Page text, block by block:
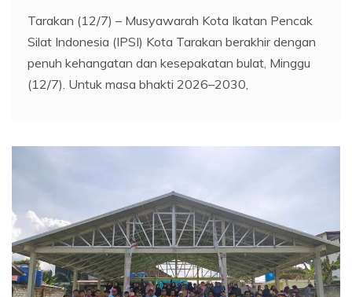
Tarakan (12/7) – Musyawarah Kota Ikatan Pencak
Silat Indonesia (IPSI) Kota Tarakan berakhir dengan
penuh kehangatan dan kesepakatan bulat, Minggu
(12/7). Untuk masa bhakti 2026–2030,